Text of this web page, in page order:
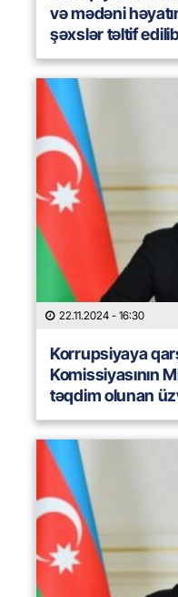
və mədəni
şəxslər təltif
22.11.2024 - 16:30
Korrupsiyaya
Komissiyasının
təqdim olunan